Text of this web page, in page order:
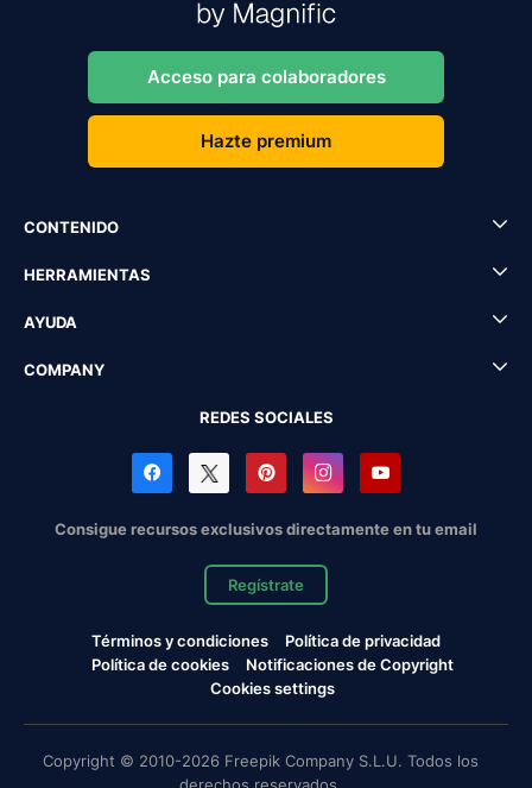
Acceso para colaboradores
Hazte premium
CONTENIDO
HERRAMIENTAS
AYUDA
COMPANY
REDES SOCIALES
Consigue recursos exclusivos directamente en tu email
Regístrate
Términos y condiciones
Política de privacidad
Política de cookies
Notificaciones de Copyright
Cookies settings
Copyright © 2010-2026 Freepik Company S.L.U. Todos los